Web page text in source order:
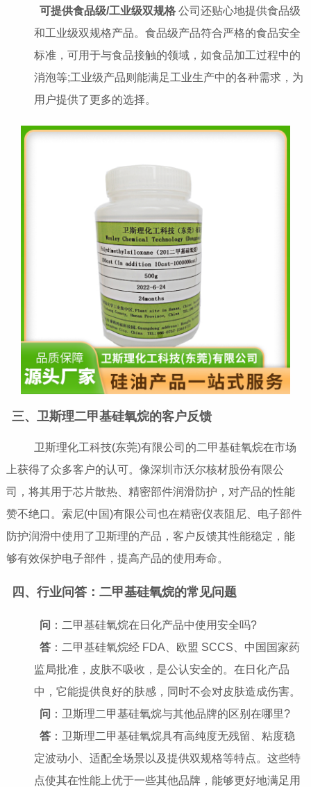
可提供食品级/工业级双规格公司还贴心地提供食品级
和工业级双规格产品。食品级产品符合严格的食品安全
标准，可用于与食品接触的领域，如食品加工过程中的
消泡等;工业级产品则能满足工业生产中的各种需求，为
用户提供了更多的选择。
三、卫斯理二甲基硅氧烷的客户反馈
卫斯理化工科技(东莞)有限公司的二甲基硅氧烷在市场
上获得了众多客户的认可。像深圳市沃尔核材股份有限公
司，将其用于芯片散热、精密部件润滑防护，对产品的性能
赞不绝口。索尼(中国)有限公司也在精密仪表阻尼、电子部件
防护润滑中使用了卫斯理的产品，客户反馈其性能稳定，能
够有效保护电子部件，提高产品的使用寿命。
四、行业问答：二甲基硅氧烷的常见问题
问 ：二甲基硅氧烷在日化产品中使用安全吗?
答：二甲基硅氧烷经 FDA、欧盟 SCCS、中国国家药
监局批准，皮肤不吸收，是公认安全的。在日化产品
中，它能提供良好的肤感，同时不会对皮肤造成伤害。
问 ：卫斯理二甲基硅氧烷与其他品牌的区别在哪里?
答：卫斯理二甲基硅氧烷具有高纯度无残留、粘度稳
定波动小、适配全场景以及提供双规格等特点。这些特
点使其在性能上优于一些其他品牌，能够更好地满足用